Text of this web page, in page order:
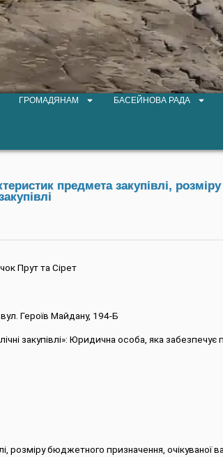
ГРОМАДЯНАМ БАСЕЙНОВА РАДА
предмета закупівлі,
Прут та Сірет
Героїв Майдану, 194-Б
закупівлі»: Юридична особа, яка
розміру бюджетного призначення, очікуваної